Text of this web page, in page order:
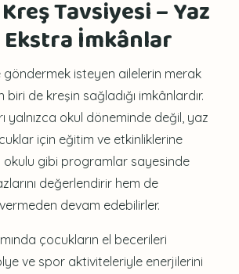
Tavsiyesi – Yaz
İmkânlar
göndermek isteyen ailelerin merak
de kreşin sağladığı imkânlardır.
yalnızca okul döneminde değil, yaz
için eğitim ve etkinliklerine
okulu gibi programlar sayesinde
değerlendirir hem de
devam edebilirler.
çocukların el becerileri
ve spor aktiviteleriyle enerjilerini